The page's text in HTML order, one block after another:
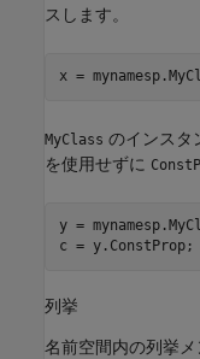
スします。
MyClass のインスタ
を使用せずに
y =
列挙
名前空間内の列挙